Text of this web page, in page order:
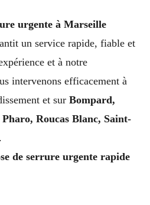
urgente à Marseille
un service rapide, fiable et
et à notre
intervenons efficacement à
et sur Bompard,
Roucas Blanc, Saint-
.
de serrure urgente rapide